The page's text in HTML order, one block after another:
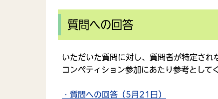
質問への回答
いただいた質問に対し、質問者が特定され
コンペティション参加にあたり参考として
・質問への回答（5月21日）